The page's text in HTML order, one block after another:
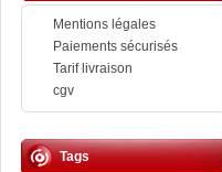
Mentions légales
Paiements sécurisés
Tarif livraison
cgv
Tags